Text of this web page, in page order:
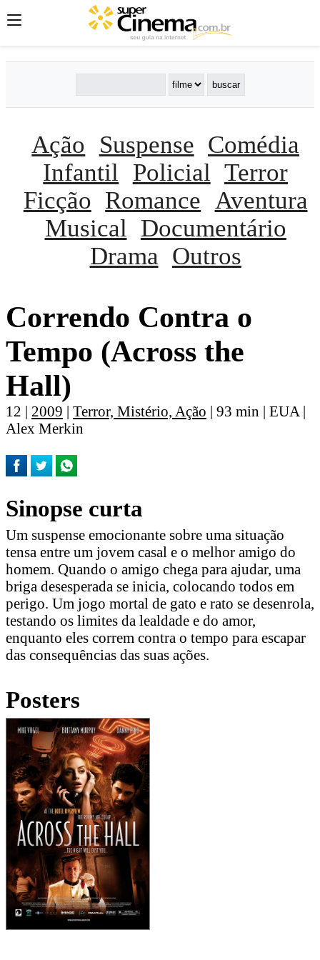
Ação Suspense Comédia
Infantil
Policial Terror
Ficção Romance Aventura
Musical
Documentário
Drama Outros
Correndo Contra o
Tempo (Across the
Hall)
12 | 2009 | Terror, Mistério, Ação | 93 min | EUA |
Alex Merkin
Sinopse curta
Um suspense emocionante sobre uma situação
tensa entre um jovem casal e o melhor amigo do
homem. Quando o amigo chega para ajudar, uma
briga desesperada se inicia, colocando todos em
perigo. Um jogo mortal de gato e rato se desenrola,
testando os limites da lealdade e do amor,
enquanto eles correm contra o tempo para escapar
das consequências das suas ações.
Posters